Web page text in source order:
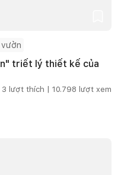
vườn
triết lý thiết kế của
3 lượt thích | 10.798 lượt xem